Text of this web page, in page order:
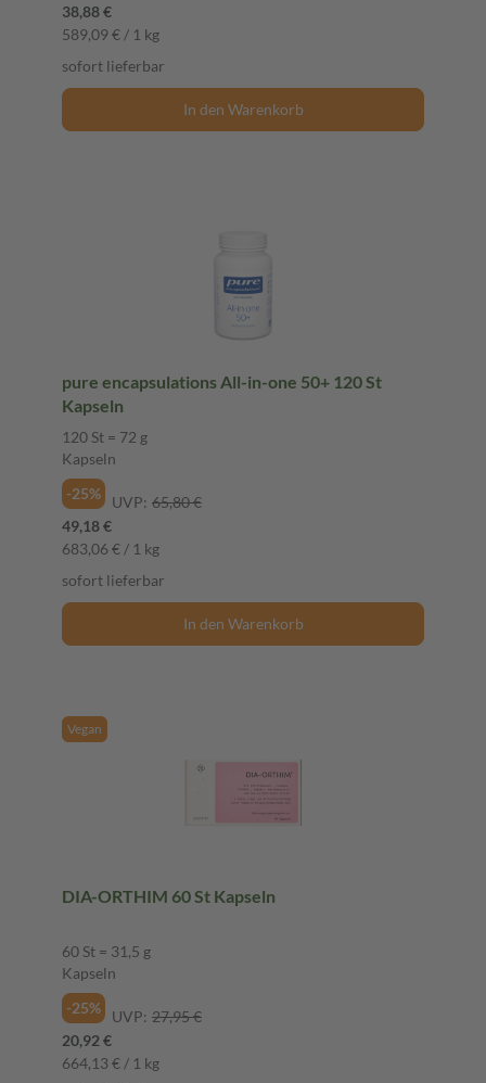
38,88 €
589,09 € / 1 kg
sofort lieferbar
In den Warenkorb
pure encapsulations All-in-one 50+ 120 St
Kapseln
120 St = 72 g
Kapseln
-25%
UVP: 65,80 €
49,18 €
683,06 € / 1 kg
sofort lieferbar
In den Warenkorb
Vegan
DIA-ORTHIM 60 St Kapseln
60 St = 31,5 g
Kapseln
-25%
UVP: 27,95 €
20,92 €
664,13 € / 1 kg